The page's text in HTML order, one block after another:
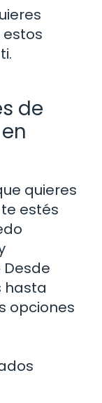
de
quieres
estés
hasta
opciones